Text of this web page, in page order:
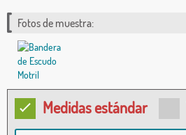
Fotos de muestra:
Medidas estándar